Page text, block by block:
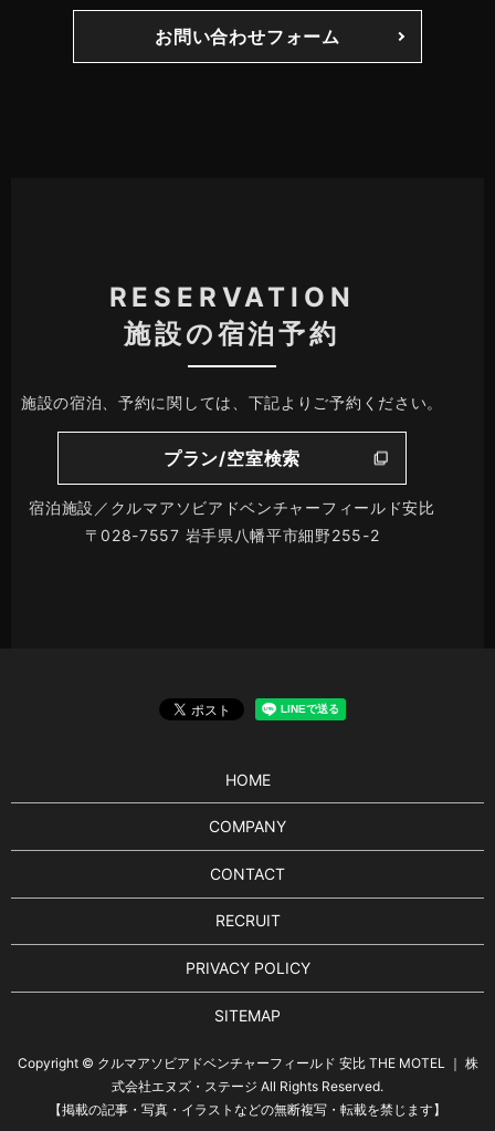
お問い合わせフォーム
RESERVATION
施設の宿泊予約
施設の宿泊、予約に関しては、下記よりご予約ください。
プラン/空室検索
宿泊施設／クルマアソビアドベンチャーフィールド安比
〒028-7557 岩手県八幡平市細野255-2
HOME
COMPANY
CONTACT
RECRUIT
PRIVACY POLICY
SITEMAP
Copyright © クルマアソビアドベンチャーフィールド 安比 THE MOTEL ｜ 株
式会社エヌズ・ステージ All Rights Reserved.
【掲載の記事・写真・イラストなどの無断複写・転載を禁じます】